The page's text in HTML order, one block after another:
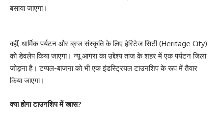
बसाया जाएगा।
वहीं, धार्मिक पर्यटन और ब्रज संस्कृति के लिए हेरिटेज सिटी (Heritage City)
को डेवलेप किया जाएगा। न्यू आगरा का उद्देश्य ताज के शहर में एक पर्यटन जिला
जोड़ना है। टप्पल-बाजना को भी एक इंडस्ट्रियल टाउनशिप के रूप में तैयार
किया जाएगा।
क्या होगा टाउनशिप में खास?